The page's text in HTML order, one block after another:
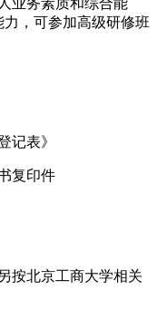
，可参加高级研修班
记表》
复印件
按北京工商大学相关